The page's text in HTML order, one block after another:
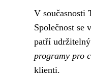
V současnosti
Společnost se
patří
programy pro
klienti.